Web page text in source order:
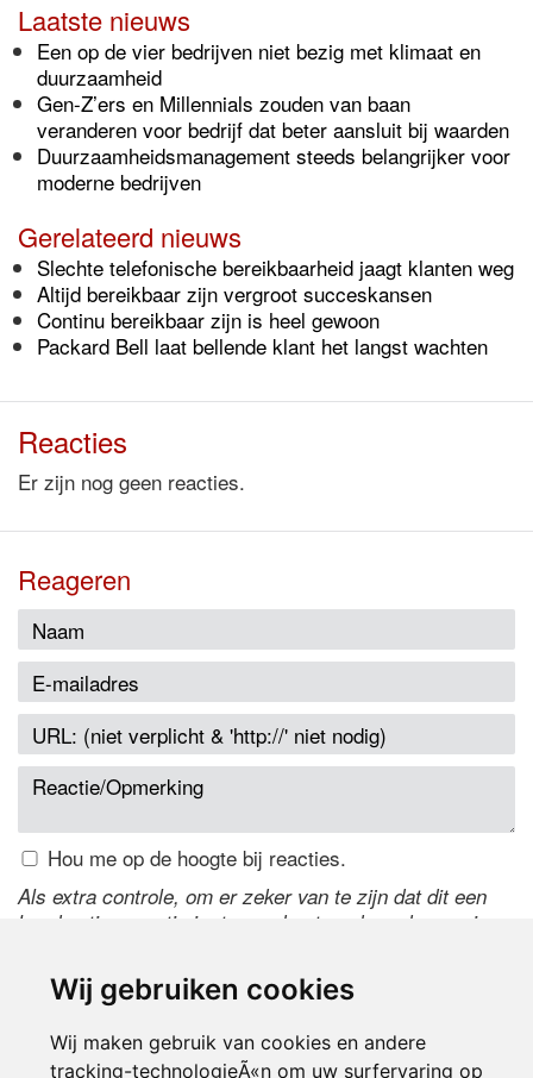
Wij gebruiken cookies
Wij maken gebruik van cookies en andere
tracking-technologieÃ«n om uw surfervaring op
Laatste nieuws
Een op de vier bedrijven niet bezig met klimaat en
duurzaamheid
Gen-Z’ers en Millennials zouden van baan
veranderen voor bedrijf dat beter aansluit bij waarden
Duurzaamheidsmanagement steeds belangrijker voor
moderne bedrijven
Gerelateerd nieuws
Slechte telefonische bereikbaarheid jaagt klanten weg
Altijd bereikbaar zijn vergroot succeskansen
Continu bereikbaar zijn is heel gewoon
Packard Bell laat bellende klant het langst wachten
Reacties
Er zijn nog geen reacties.
Reageren
Hou me op de hoogte bij reacties.
Als extra controle, om er zeker van te zijn dat dit een
handmatige reactie is, typ onderstaande code over in
de code te wijzigen.